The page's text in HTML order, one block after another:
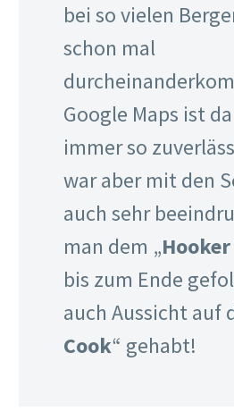
bei so vielen
schon mal
Google Maps ist
immer so
war aber mit den
auch sehr
man dem „
bis zum Ende
auch Aussicht auf
Cook“ gehabt!